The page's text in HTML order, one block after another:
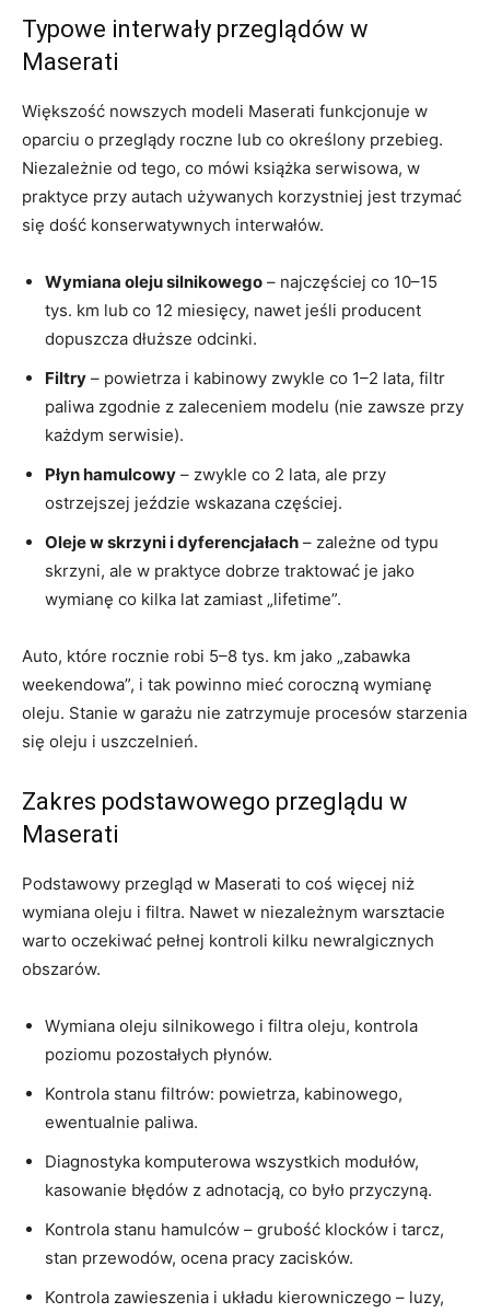
Typowe interwały przeglądów w
Maserati
Większość nowszych modeli Maserati funkcjonuje w
oparciu o przeglądy roczne lub co określony przebieg.
Niezależnie od tego, co mówi książka serwisowa, w
praktyce przy autach używanych korzystniej jest trzymać
się dość konserwatywnych interwałów.
Wymiana oleju silnikowego – najczęściej co 10–15
tys. km lub co 12 miesięcy, nawet jeśli producent
dopuszcza dłuższe odcinki.
Filtry – powietrza i kabinowy zwykle co 1–2 lata, filtr
paliwa zgodnie z zaleceniem modelu (nie zawsze przy
każdym serwisie).
Płyn hamulcowy – zwykle co 2 lata, ale przy
ostrzejszej jeździe wskazana częściej.
Oleje w skrzyni i dyferencjałach – zależne od typu
skrzyni, ale w praktyce dobrze traktować je jako
wymianę co kilka lat zamiast „lifetime”.
Auto, które rocznie robi 5–8 tys. km jako „zabawka
weekendowa”, i tak powinno mieć coroczną wymianę
oleju. Stanie w garażu nie zatrzymuje procesów starzenia
się oleju i uszczelnień.
Zakres podstawowego przeglądu w
Maserati
Podstawowy przegląd w Maserati to coś więcej niż
wymiana oleju i filtra. Nawet w niezależnym warsztacie
warto oczekiwać pełnej kontroli kilku newralgicznych
obszarów.
Wymiana oleju silnikowego i filtra oleju, kontrola
poziomu pozostałych płynów.
Kontrola stanu filtrów: powietrza, kabinowego,
ewentualnie paliwa.
Diagnostyka komputerowa wszystkich modułów,
kasowanie błędów z adnotacją, co było przyczyną.
Kontrola stanu hamulców – grubość klocków i tarcz,
stan przewodów, ocena pracy zacisków.
Kontrola zawieszenia i układu kierowniczego – luzy,